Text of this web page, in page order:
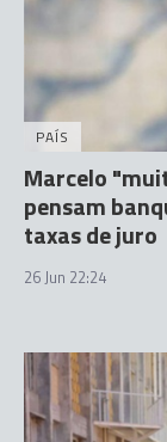
PAÍS
Marcelo
pensam
taxas de juro
26 Jun 22:24